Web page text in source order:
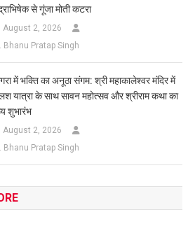
से गूंजा मोती कटरा
August 2, 2026
Bhanu Pratap Singh
में भक्ति का अनूठा संगम: श्री महाकालेश्वर मंदिर में
यात्रा के साथ सावन महोत्सव और श्रीराम कथा का
शुभारंभ
August 2, 2026
Bhanu Pratap Singh